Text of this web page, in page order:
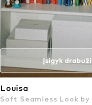
Įsigyk
Louisa
Soft Seamless Look